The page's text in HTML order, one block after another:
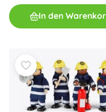
In den